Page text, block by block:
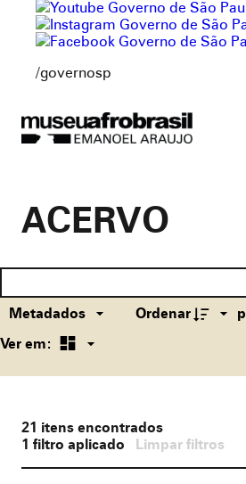
/governosp
ACERVO
Controle de ordenação e
Metadados Ordenar
Ver em:
21 itens encontrados
1 filtro aplicado Limpar filtros